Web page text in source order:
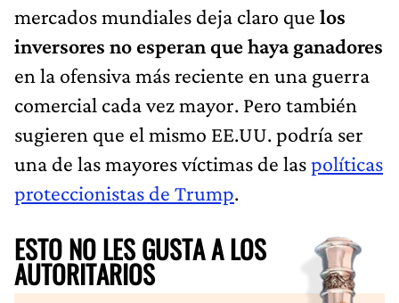
mercados mundiales deja claro que los
inversores no esperan que haya ganadores
en la ofensiva más reciente en una guerra
comercial cada vez mayor. Pero también
sugieren que el mismo EE.UU. podría ser
una de las mayores víctimas de laspolíticas
proteccionistas de Trump.
ESTO NO LES GUSTA A LOS
AUTORITARIOS